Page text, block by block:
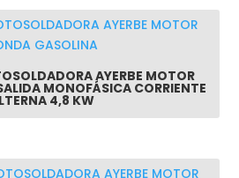
AYERBE MOTOR
MONOFÁSICA CORRIENTE
4,8 KW